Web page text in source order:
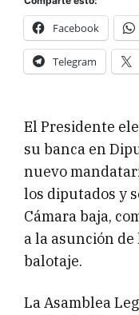
Facebook
Telegram
El Presidente
su banca en
nuevo
los diputados y
Cámara baja,
a la asunción
balotaje.
La Asamblea